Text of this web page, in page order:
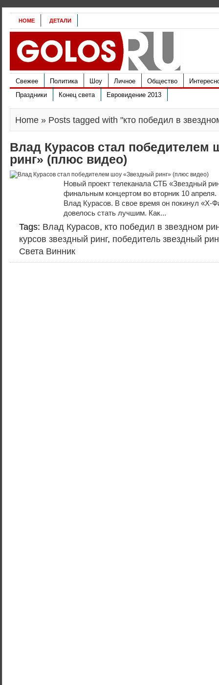
HOME ДЕТАЛИ
Свежее Политика Шоу Личное Общество
Праздники
Конец света Евровидение 2013
Home » Posts tagged with "кто победил в
Влад Курасов стал победителем
ринг» (плюс видео)
Новый проект телеканала СТБ «Звездный
финальным концертом во вторник 10
Влад Курасов. В свое время он покинул «Х-
довелось стать лучшим. Как...
Tags: Влад Курасов, кто победил в звездном
курсов звездный ринг, победитель звездный
Света Винник